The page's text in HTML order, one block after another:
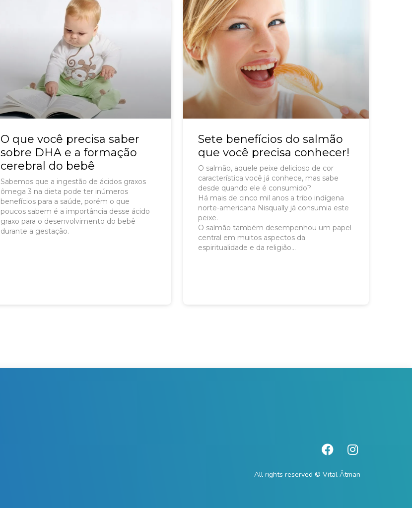
O que você precisa saber
sobre DHA e a formação
cerebral do bebê
Sabemos que a ingestão de ácidos graxos
ômega 3 na dieta pode ter inúmeros
benefícios para a saúde, porém o que
poucos sabem é a importância desse ácido
graxo para o desenvolvimento do bebê
durante a gestação.
Sete benefícios do salmão
que você precisa conhecer!
O salmão, aquele peixe delicioso de cor
característica você já conhece, mas sabe
desde quando ele é consumido?
Há mais de cinco mil anos a tribo indígena
norte-americana Nisqually já consumia este
peixe.
O salmão também desempenhou um papel
central em muitos aspectos da
espiritualidade e da religião…
All rights reserved © Vital Âtman